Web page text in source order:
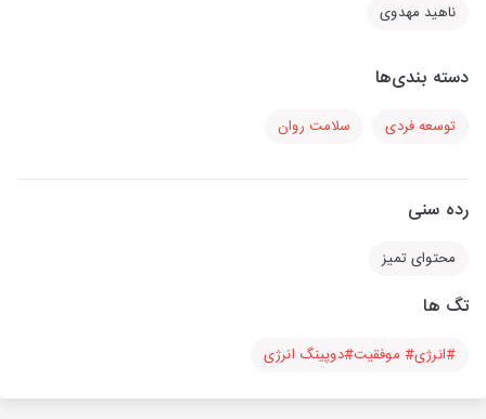
ناهید مهدوی
دسته بندی‌ها
توسعه فردی سلامت روان
رده سنی
محتوای تمیز
تگ ها
#انرژی# موفقیت#دوپینگ انرژی